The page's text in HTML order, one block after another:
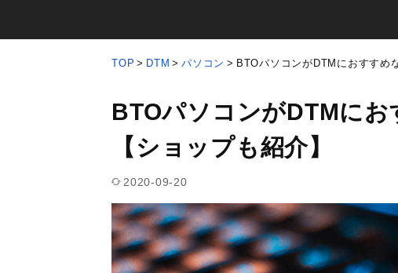
TOP DTM パソコン BTOパソコンがDTMにおすすめ
BTOパソコンがDTMにお
【ショップも紹介】
2020-09-20